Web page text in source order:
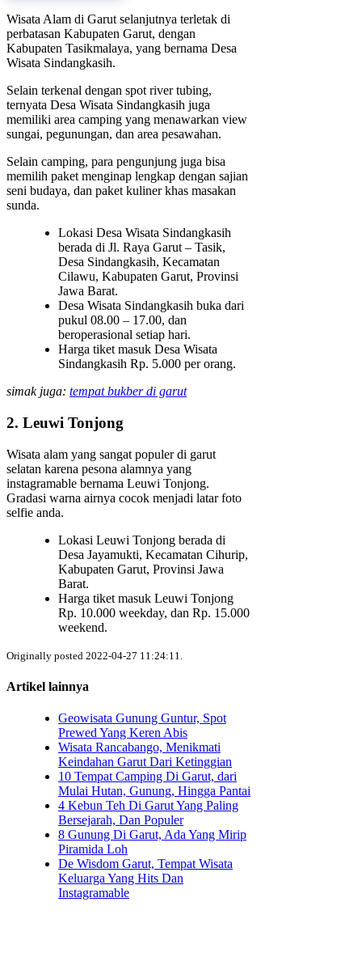
Wisata Alam di Garut selanjutnya terletak di
perbatasan Kabupaten Garut, dengan
Kabupaten Tasikmalaya, yang bernama Desa
Wisata Sindangkasih.
Selain terkenal dengan spot river tubing,
ternyata Desa Wisata Sindangkasih juga
memiliki area camping yang menawarkan view
sungai, pegunungan, dan area pesawahan.
Selain camping, para pengunjung juga bisa
memilih paket menginap lengkap dengan sajian
seni budaya, dan paket kuliner khas masakan
sunda.
Lokasi Desa Wisata Sindangkasih
berada di Jl. Raya Garut – Tasik,
Desa Sindangkasih, Kecamatan
Cilawu, Kabupaten Garut, Provinsi
Jawa Barat.
Desa Wisata Sindangkasih buka dari
pukul 08.00 – 17.00, dan
beroperasional setiap hari.
Harga tiket masuk Desa Wisata
Sindangkasih Rp. 5.000 per orang.
simak juga: tempat bukber di garut
2. Leuwi Tonjong
Wisata alam yang sangat populer di garut
selatan karena pesona alamnya yang
instagramable bernama Leuwi Tonjong.
Gradasi warna airnya cocok menjadi latar foto
selfie anda.
Lokasi Leuwi Tonjong berada di
Desa Jayamukti, Kecamatan Cihurip,
Kabupaten Garut, Provinsi Jawa
Barat.
Harga tiket masuk Leuwi Tonjong
Rp. 10.000 weekday, dan Rp. 15.000
weekend.
Originally posted 2022-04-27 11:24:11.
Artikel lainnya
Geowisata Gunung Guntur, Spot
Prewed Yang Keren Abis
Wisata Rancabango, Menikmati
Keindahan Garut Dari Ketinggian
10 Tempat Camping Di Garut, dari
Mulai Hutan, Gunung, Hingga Pantai
4 Kebun Teh Di Garut Yang Paling
Bersejarah, Dan Populer
8 Gunung Di Garut, Ada Yang Mirip
Piramida Loh
De Wisdom Garut, Tempat Wisata
Keluarga Yang Hits Dan
Instagramable